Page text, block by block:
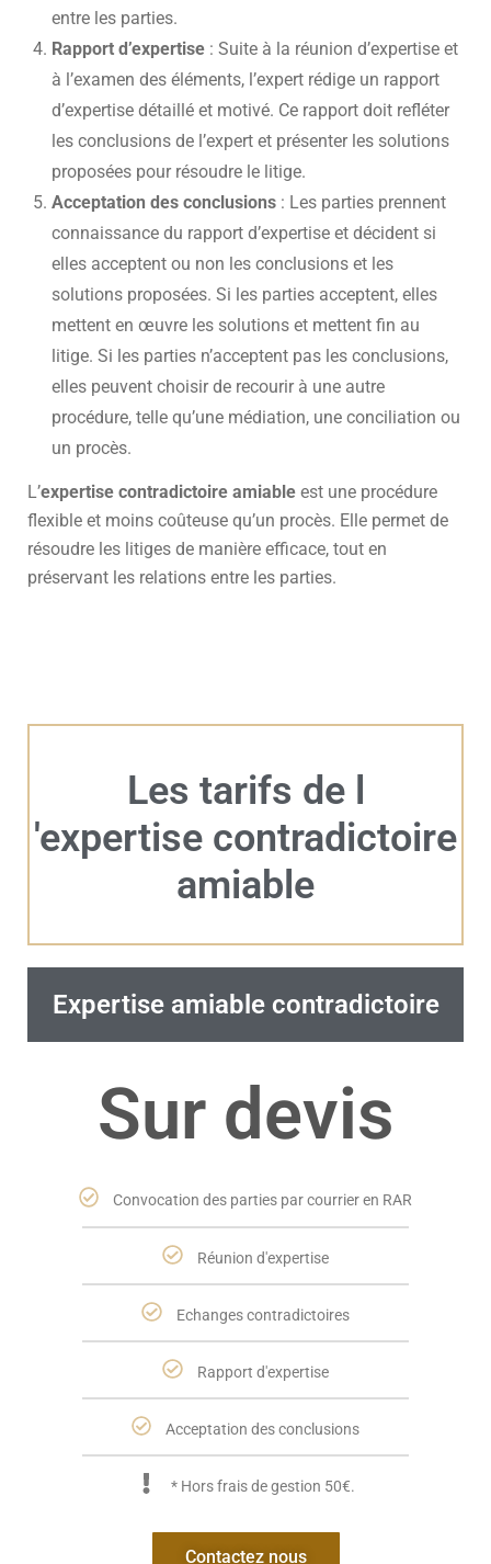
entre les parties.
Rapport d’expertise : Suite à la réunion d’expertise et
à l’examen des éléments, l’expert rédige un rapport
d’expertise détaillé et motivé. Ce rapport doit refléter
les conclusions de l’expert et présenter les solutions
proposées pour résoudre le litige.
Acceptation des conclusions : Les parties prennent
connaissance du rapport d’expertise et décident si
elles acceptent ou non les conclusions et les
solutions proposées. Si les parties acceptent, elles
mettent en œuvre les solutions et mettent fin au
litige. Si les parties n’acceptent pas les conclusions,
elles peuvent choisir de recourir à une autre
procédure, telle qu’une médiation, une conciliation ou
un procès.
L’expertise contradictoire amiable est une procédure
flexible et moins coûteuse qu’un procès. Elle permet de
résoudre les litiges de manière efficace, tout en
préservant les relations entre les parties.
Les tarifs de l
'expertise contradictoire
amiable
Expertise amiable contradictoire
Sur devis
Convocation des parties par courrier en RAR
Réunion d'expertise
Echanges contradictoires
Rapport d'expertise
Acceptation des conclusions
* Hors frais de gestion 50€.
Contactez nous